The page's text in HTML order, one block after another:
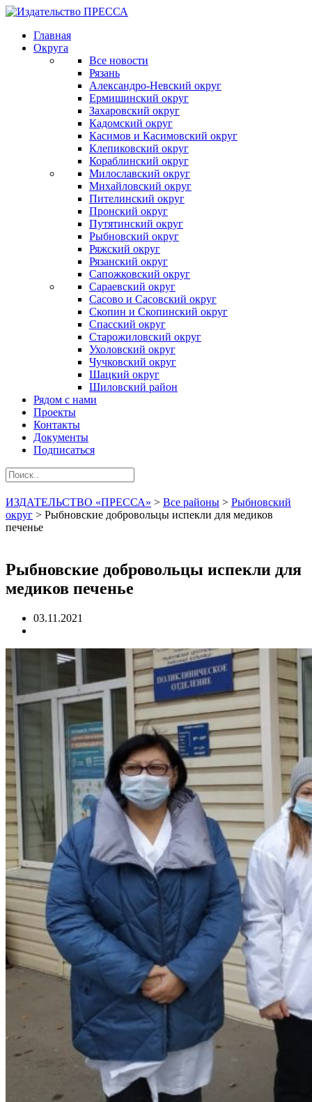
Главная
Округа
Все новости
Рязань
Александро-Невский округ
Ермишинский округ
Захаровский округ
Кадомский округ
Касимов и Касимовский округ
Клепиковский округ
Кораблинский округ
Милославский округ
Михайловский округ
Пителинский округ
Пронский округ
Путятинский округ
Рыбновский округ
Ряжский округ
Рязанский округ
Сапожковский округ
Сараевский округ
Сасово и Сасовский округ
Скопин и Скопинский округ
Спасский округ
Старожиловский округ
Ухоловский округ
Чучковский округ
Шацкий округ
Шиловский район
Рядом с нами
Проекты
Контакты
Документы
Подписаться
ИЗДАТЕЛЬСТВО «ПРЕССА» > Все районы > Рыбновский
округ > Рыбновские добровольцы испекли для медиков
печенье
Рыбновские добровольцы испекли для
медиков печенье
03.11.2021